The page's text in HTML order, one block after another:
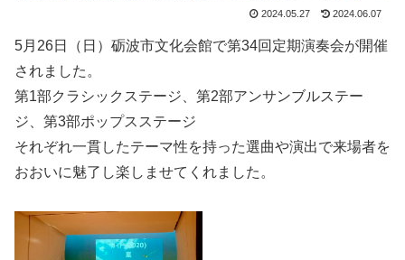
2024.05.27 2024.06.07
5月26日（日）砺波市文化会館で第34回定期演奏会が開催
されました。
第1部クラシックステージ、第2部アンサンブルステー
ジ、第3部ポップスステージ
それぞれ一貫したテーマ性を持った選曲や演出で来場者を
おおいに魅了し楽しませてくれました。